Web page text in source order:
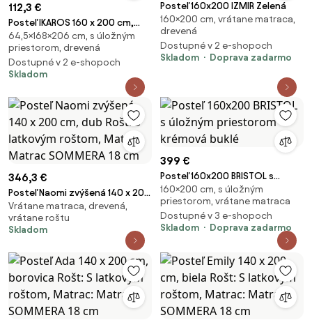
112,3 €
Posteľ IKAROS 160 x 200 cm,
betón/biela Rošt: Bez roštu,
Matrac: Bez matraca
64,5×168×206 cm, s úložným
priestorom, drevená
Dostupné v 2 e-shopoch
Skladom
Posteľ 160x200 IZMIR Zelená
160×200 cm, vrátane matraca,
drevená
Dostupné v 2 e-shopoch
Skladom
Doprava zadarmo
346,3 €
Posteľ Naomi zvýšená 140 x 200
cm, dub Rošt: S latkovým
roštom, Matrac: Matrac
SOMMERA 18 cm
Vrátane matraca, drevená,
vrátane roštu
Skladom
399 €
Posteľ 160x200 BRISTOL s
úložným priestorom krémová
buklé
160×200 cm, s úložným
priestorom, vrátane matraca
Dostupné v 3 e-shopoch
Skladom
Doprava zadarmo